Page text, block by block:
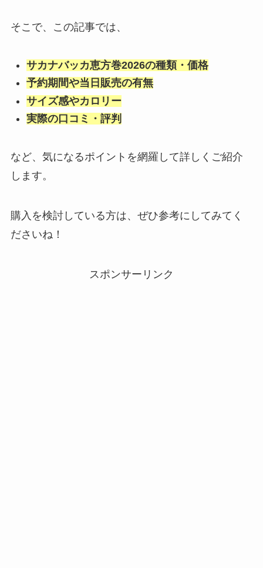
そこで、この記事では、
サカナバッカ恵方巻2026の種類・価格
予約期間や当日販売の有無
サイズ感やカロリー
実際の口コミ・評判
など、気になるポイントを網羅して詳しくご紹介
します。
購入を検討している方は、ぜひ参考にしてみてく
ださいね！
スポンサーリンク